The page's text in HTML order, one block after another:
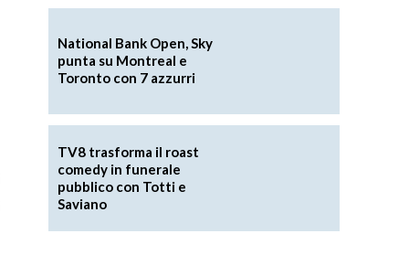
National Bank Open, Sky
punta su Montreal e
Toronto con 7 azzurri
TV8 trasforma il roast
comedy in funerale
pubblico con Totti e
Saviano